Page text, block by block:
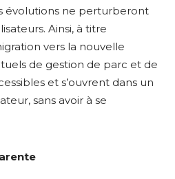
évolutions ne perturberont
Ainsi, à titre
vers la nouvelle
de gestion de parc et de
et s’ouvrent dans un
sans avoir à se